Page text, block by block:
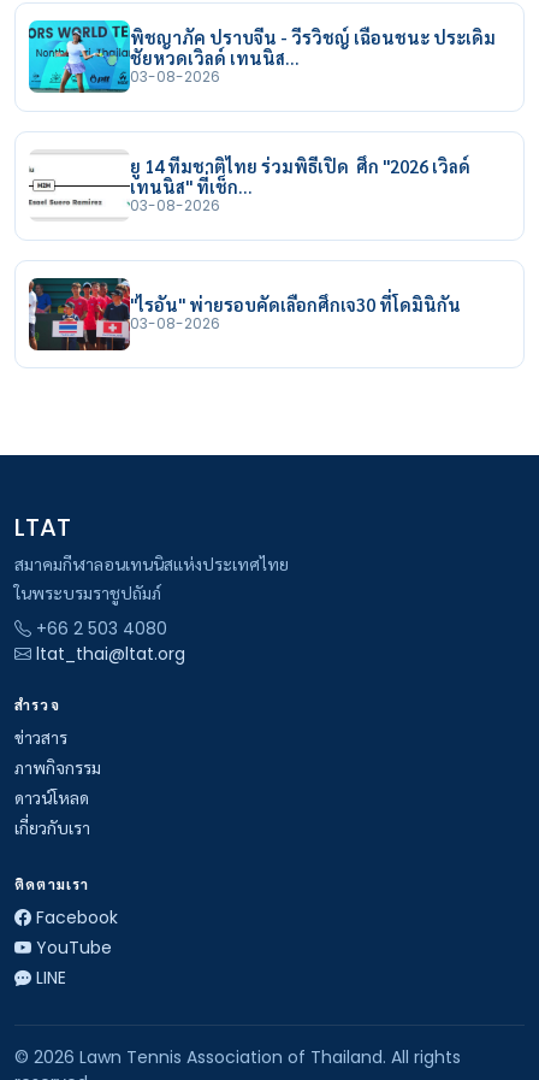
พิชญาภัค ปราบจีน - วีรวิชญ์ เฉือนชนะ ประเดิม
ชัยหวดเวิลด์ เทนนิส…
03-08-2026
ยู 14 ทีมชาติไทย ร่วมพิธีเปิด ศึก "2026 เวิลด์
เทนนิส" ที่เช็ก…
03-08-2026
"ไรอัน" พ่ายรอบคัดเลือกศึกเจ30 ที่โดมินิกัน
03-08-2026
LTAT
สมาคมกีฬาลอนเทนนิสแห่งประเทศไทย
ในพระบรมราชูปถัมภ์
+66 2 503 4080
ltat_thai@ltat.org
สำรวจ
ข่าวสาร
ภาพกิจกรรม
ดาวน์โหลด
เกี่ยวกับเรา
ติดตามเรา
Facebook
YouTube
LINE
© 2026 Lawn Tennis Association of Thailand. All rights